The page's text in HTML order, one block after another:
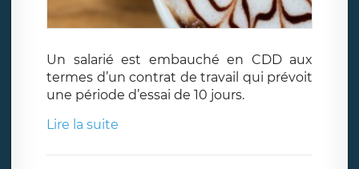
Un salarié est embauché en CDD aux
termes d’un contrat de travail qui prévoit
une période d’essai de 10 jours.
Lire la suite